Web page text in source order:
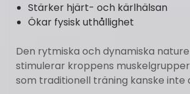
Stärker hjärt- och kärlhälsan
Ökar fysisk uthållighet
Den rytmiska och dynamiska
stimulerar kroppens
som traditionell träning kanske inte